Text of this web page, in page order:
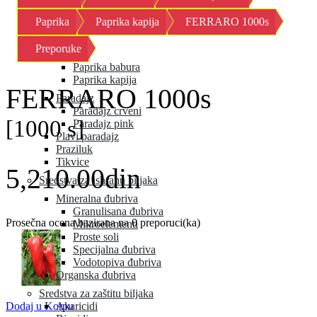
Kornison
Krastavac
Kupus
Paprika
Paprika babura
Paprika kapija
Paradajz
Paradajz crveni
Paradajz pink
Plavi paradajz
Praziluk
Tikvice
Sredstva za ishranu biljaka
Mineralna đubriva
Granulisana đubriva
Mikroelementi
Proste soli
Specijalna đubriva
Vodotopiva đubriva
Organska đubriva
Sredstva za zaštitu biljaka
Akaricidi
Paprika Paprika kapija FERRARO 1000s
Preporuke
FERRARO 1000s
[1000 s]
5,210.00din
Prosečna ocena bazirana na 0 preporuci(ka)
Dodaj u Korpu